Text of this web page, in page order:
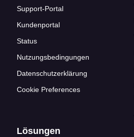
Support-Portal
Kundenportal
Status
Nutzungsbedingungen
Datenschutzerklärung
Cookie Preferences
Lösungen